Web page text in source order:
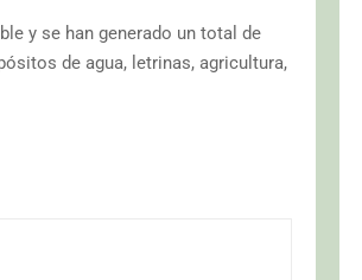
y se han generado un total de
de agua, letrinas, agricultura,